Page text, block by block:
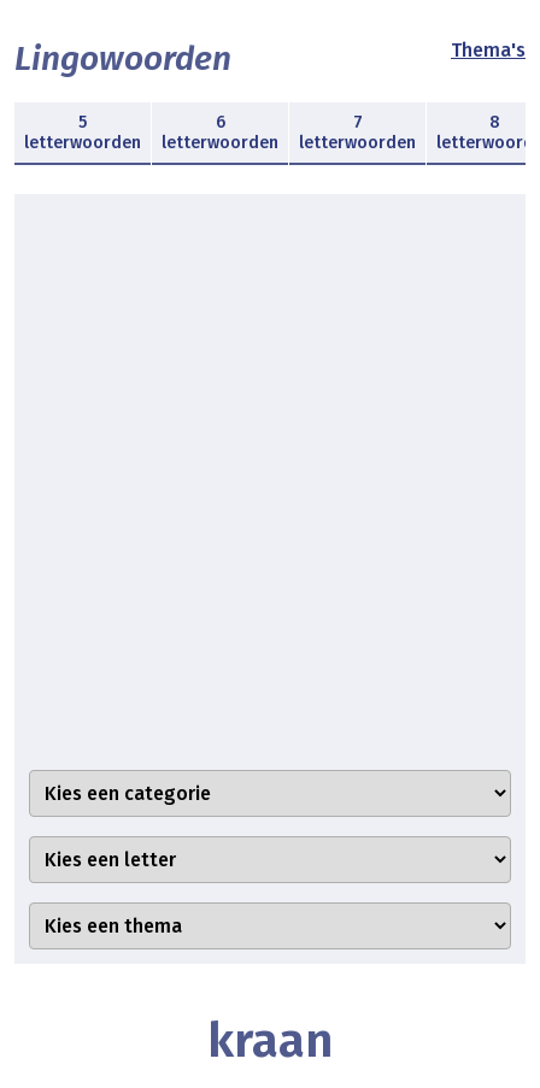
Lingowoorden Thema's
5
letterwoorden
6
letterwoorden
7
letterwoorden
8
kraan